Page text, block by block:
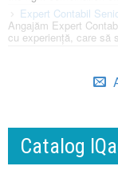
Expert Contabil
Angajăm Expert
cu experiență, care să
Catalog